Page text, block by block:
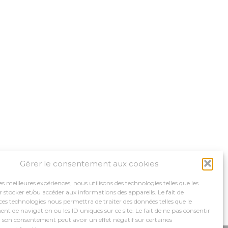
Gérer le consentement aux cookies
meilleures expériences, nous utilisons des technologies telles que les
stocker et/ou accéder aux informations des appareils. Le fait de
technologies nous permettra de traiter des données telles que le
de navigation ou les ID uniques sur ce site. Le fait de ne pas consentir
son consentement peut avoir un effet négatif sur certaines